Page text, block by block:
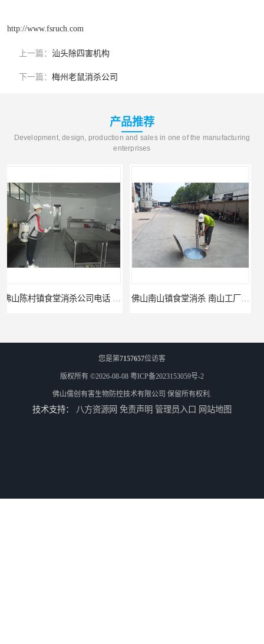
http://www.fsruch.com
上一篇： 汕头除四害机构
下一篇： 梅州老鼠消杀公司
产品推荐
Development, design, production and sales in one of the manufacturing
enterprises
您是第7157657位访客
版权所有 ©2026-08-08 粤ICP备2023153059号-2
佛山儒创有害生物防控技术有限公司 保留所有权利.
技术支持： 八方资源网 免责声明 管理员入口 网站地图